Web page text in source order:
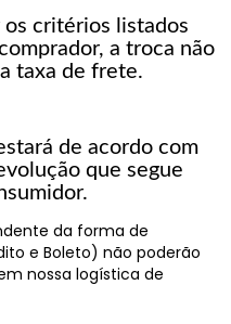
critérios listados
a troca não
taxa de frete.
de acordo com
que segue
da forma de
e Boleto) não poderão
nossa logística de